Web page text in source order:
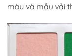
màu và mẫu vải